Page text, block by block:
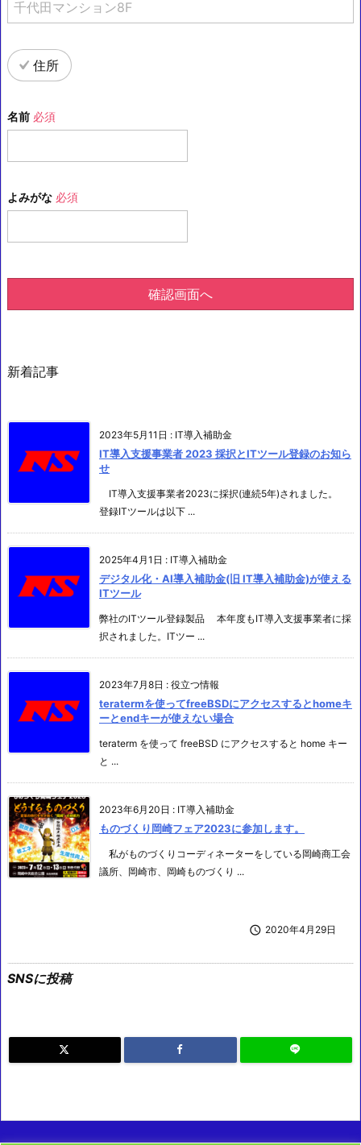
住所
名前 必須
よみがな 必須
確認画面へ
新着記事
2023年5月11日 : IT導入補助金
IT導入支援事業者 2023 採択とITツール登録のお知ら
せ
IT導入支援事業者2023に採択(連続5年)されました。
登録ITツールは以下 ...
2025年4月1日 : IT導入補助金
デジタル化・AI導入補助金(旧 IT導入補助金)が使える
ITツール
弊社のITツール登録製品 本年度もIT導入支援事業者に採
択されました。ITツー ...
2023年7月8日 : 役立つ情報
teratermを使ってfreeBSDにアクセスするとhomeキ
ーとendキーが使えない場合
teraterm を使って freeBSD にアクセスすると home キー
と ...
2023年6月20日 : IT導入補助金
ものづくり岡崎フェア2023に参加します。
私がものづくりコーディネーターをしている岡崎商工会
議所、岡崎市、岡崎ものづくり ...
 2020年4月29日
SNSに投稿